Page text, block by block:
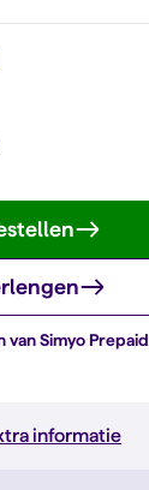
van Simyo Prepaid
informatie